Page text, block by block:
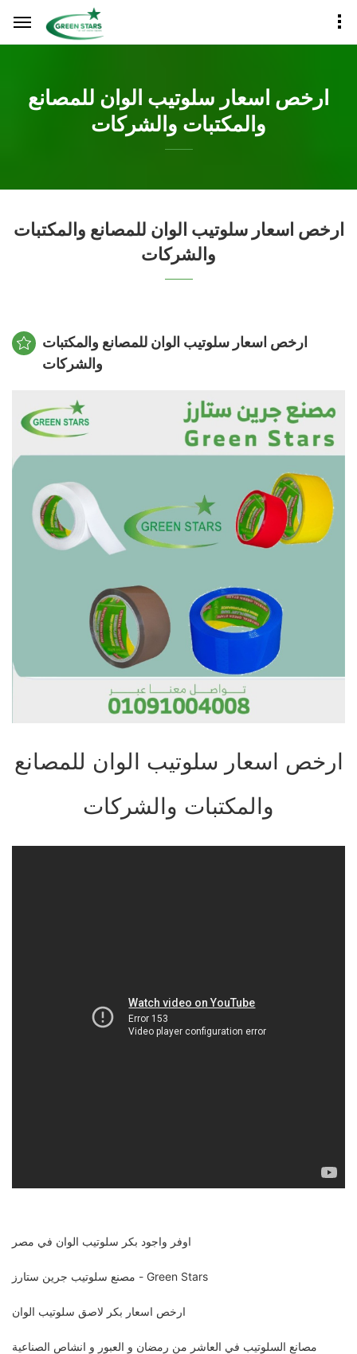
ارخص اسعار سلوتيب الوان للمصانع
والمكتبات والشركات
ارخص اسعار سلوتيب الوان للمصانع والمكتبات
والشركات
ارخص اسعار سلوتيب الوان للمصانع والمكتبات
والشركات
ارخص اسعار سلوتيب الوان للمصانع
والمكتبات والشركات
اوفر واجود بكر سلوتيب الوان في مصر
مصنع سلوتيب جرين ستارز - Green Stars
ارخص اسعار بكر لاصق سلوتيب الوان
مصانع السلوتيب في العاشر من رمضان و العبور و انشاص الصناعية